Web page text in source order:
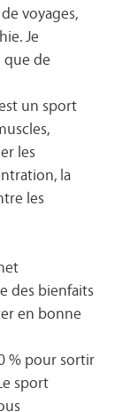
voyages,
Je
de
un sport
les
la
les
des bienfaits
en bonne
% pour sortir
sport